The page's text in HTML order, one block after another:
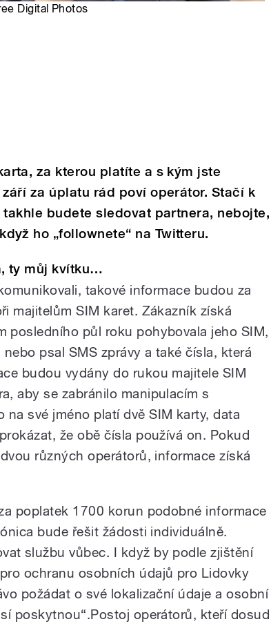
Digital Photos
za kterou platíte a s kým jste
za úplatu rád poví operátor. Stačí k
budete sledovat partnera, nebojte,
ho „follownete“ na Twitteru.
ty můj kvítku…
takové informace budou za
majitelům SIM karet. Zákazník získá
posledního půl roku pohybovala jeho SIM,
psal SMS zprávy a také čísla, která
budou vydány do rukou majitele SIM
aby se zabránilo manipulacím s
na své jméno platí dvě SIM karty, data
že obě čísla používá on. Pokud
různých operátorů, informace získá
poplatek 1700 korun podobné informace
bude řešit žádosti individuálně.
službu vůbec. I když by podle zjištění
ochranu osobních údajů pro Lidovky
požádat o své lokalizační údaje a osobní
poskytnou“.Postoj operátorů, kteří dosud